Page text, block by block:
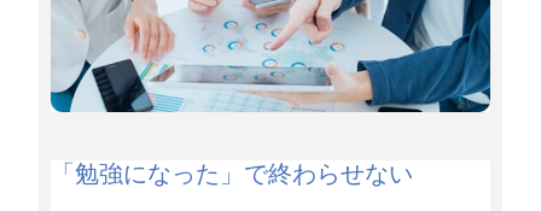
「勉強になった」で終わらせない